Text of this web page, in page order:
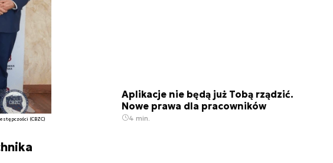
(CBZC)
Aplikacje nie będą już Tobą rządzić.
Nowe prawa dla pracowników
4 min.